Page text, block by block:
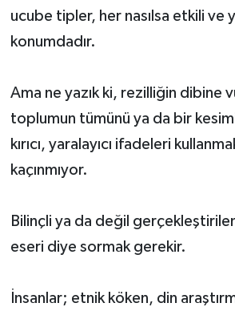
ucube tipler, her nasılsa etkili ve
konumdadır.
Ama ne yazık ki, rezilliğin dibine
toplumun tümünü ya da bir
kırıcı, yaralayıcı ifadeleri
kaçınmıyor.
Bilinçli ya da değil
eseri diye sormak gerekir.
İnsanlar; etnik köken, din